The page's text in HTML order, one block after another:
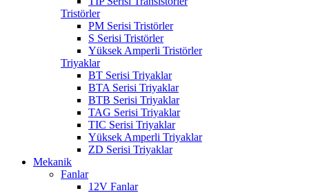
Tristörler
PM Serisi Tristörler
S Serisi Tristörler
Yüksek Amperli Tristörler
Triyaklar
BT Serisi Triyaklar
BTA Serisi Triyaklar
BTB Serisi Triyaklar
TAG Serisi Triyaklar
TIC Serisi Triyaklar
Yüksek Amperli Triyaklar
ZD Serisi Triyaklar
Mekanik
Fanlar
12V Fanlar